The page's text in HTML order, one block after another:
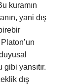
kuramın
yani dış
Platon’un
yansıtır.
dış